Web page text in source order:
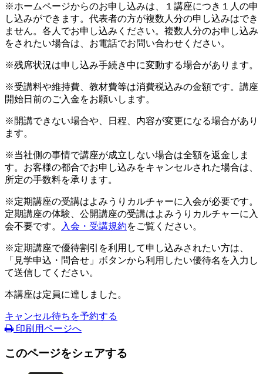
※ホームページからのお申し込みは、１講座につき１人の申
し込みができます。代表者の方が複数人分の申し込みはでき
ません。各人でお申し込みください。複数人分のお申し込み
をされたい場合は、お電話でお問い合わせください。
※残席状況は申し込み手続き中に変動する場合があります。
※受講料や維持費、教材費等は消費税込みの金額です。講座
開始日前のご入金をお願いします。
※開講できない場合や、日程、内容が変更になる場合があり
ます。
※当社側の事情で講座が成立しない場合は全額を返金しま
す。お客様の都合でお申し込みをキャンセルされた場合は、
所定の手数料を承ります。
※定期講座の受講はよみうりカルチャーに入会が必要です。
定期講座の体験、公開講座の受講はよみうりカルチャーに入
会不要です。
入会・受講規約をご覧ください。
※定期講座で優待割引を利用して申し込みされたい方は、
「見学申込・問合せ」ボタンから利用したい優待名を入力し
て送信してください。
本講座は定員に達しました。
キャンセル待ちを予約する
印刷用ページへ
このページをシェアする